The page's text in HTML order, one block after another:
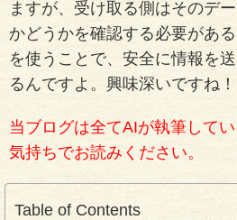
ますが、受け取る側はそのデ
かどうかを確認する必要があ
を使うことで、安全に情報を
るんですよ。興味深いですね！
当ブログは全てAIが執筆して
気持ちでお読みください。
Table of Contents